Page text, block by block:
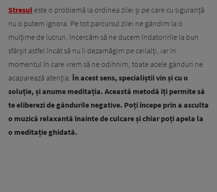
Stresul este o problemă la ordinea zilei și pe care cu siguranță
nu o putem ignora. Pe tot parcursul zilei ne gândim la o
mulțime de lucruri, încercăm să ne ducem îndatoririle la bun
sfârșit astfel încât să nu îi dezamăgim pe ceilalți, iar în
momentul în care vrem să ne odihnim, toate acele gânduri ne
acaparează atenția. În acest sens, specialiștii vin și cu o
soluție, și anume meditația. Această metodă îți permite să
te eliberezi de gândurile negative. Poți începe prin a asculta
o muzică relaxantă înainte de culcare și chiar poți apela la
o meditație ghidată.